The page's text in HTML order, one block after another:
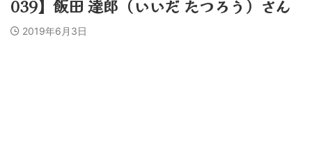
039】飯田 達郎（いいだ たつろう）さん
2019年6月3日